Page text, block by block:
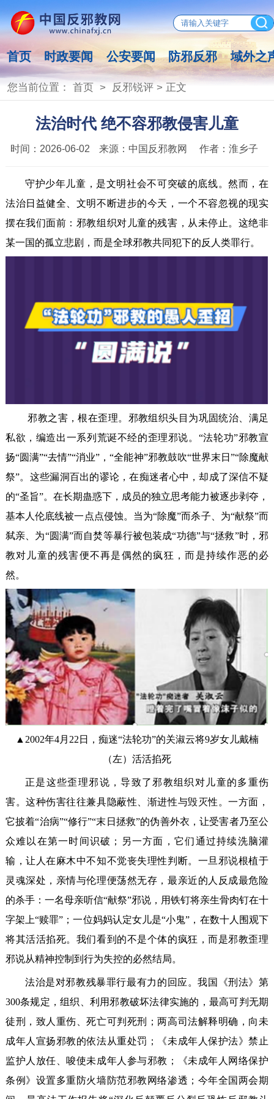
首页 时政要闻 公安要闻 防邪反邪 域外之
您当前位置： 首页> 反邪锐评> 正文
法治时代 绝不容邪教侵害儿童
时间： 2026-06-02 来源： 中国反邪教网 作者： 淮乡子
守护少年儿童，是文明社会不可突破的底线。然而，在
法治日益健全、文明不断进步的今天，一个不容忽视的现实
摆在我们面前：邪教组织对儿童的残害，从未停止。这绝非
某一国的孤立悲剧，而是全球邪教共同犯下的反人类罪行。
邪教之害，根在歪理。邪教组织头目为巩固统治、满足
私欲，编造出一系列荒诞不经的歪理邪说。“法轮功”邪教宣
扬“圆满”“去情”“消业”，“全能神”邪教鼓吹“世界末日”“除魔献
祭”。这些漏洞百出的谬论，在痴迷者心中，却成了深信不疑
的“圣旨”。在长期蛊惑下，成员的独立思考能力被逐步剥夺，
基本人伦底线被一点点侵蚀。当为“除魔”而杀子、为“献祭”而
弑亲、为“圆满”而自焚等暴行被包装成“功德”与“拯救”时，邪
教对儿童的残害便不再是偶然的疯狂，而是持续作恶的必
然。
▲2002年4月22日，痴迷“法轮功”的关淑云将9岁女儿戴楠
（左）活活掐死
正是这些歪理邪说，导致了邪教组织对儿童的多重伤
害。这种伤害往往兼具隐蔽性、渐进性与毁灭性。一方面，
它披着“治病”“修行”“末日拯救”的伪善外衣，让受害者乃至公
众难以在第一时间识破；另一方面，它们通过持续洗脑灌
输，让人在麻木中不知不觉丧失理性判断。一旦邪说根植于
灵魂深处，亲情与伦理便荡然无存，最亲近的人反成最危险
的杀手：一名母亲听信“献祭”邪说，用铁钉将亲生骨肉钉在十
字架上“赎罪”；一位妈妈认定女儿是“小鬼”，在数十人围观下
将其活活掐死。我们看到的不是个体的疯狂，而是邪教歪理
邪说从精神控制到行为失控的必然结局。
法治是对邪教残暴罪行最有力的回应。我国《刑法》第
300条规定，组织、利用邪教破坏法律实施的，最高可判无期
徒刑，致人重伤、死亡可判死刑；两高司法解释明确，向未
成年人宣扬邪教的依法从重处罚；《未成年人保护法》禁止
监护人放任、唆使未成年人参与邪教；《未成年人网络保护
条例》设置多重防火墙防范邪教网络渗透；今年全国两会期